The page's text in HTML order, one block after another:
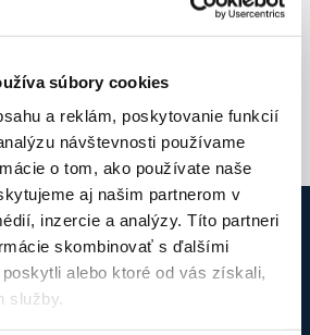
súbory cookies
a reklám, poskytovanie funkcií
návštevnosti používame
o tom, ako používate naše
aj našim partnerom v
inzercie a analýzy. Títo partneri
skombinovať s ďalšími
alebo ktoré od vás získali,
služby.